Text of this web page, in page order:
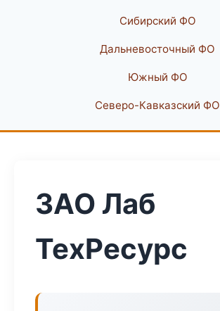
Сибирский ФО
Дальневосточный ФО
Южный ФО
Северо-Кавказский ФО
ЗАО Лаб
ТехРесурс